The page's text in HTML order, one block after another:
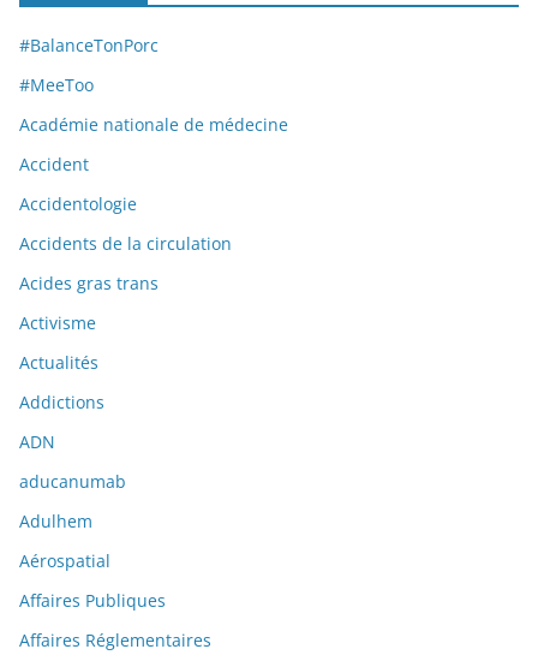
#BalanceTonPorc
#MeeToo
Académie nationale de médecine
Accident
Accidentologie
Accidents de la circulation
Acides gras trans
Activisme
Actualités
Addictions
ADN
aducanumab
Adulhem
Aérospatial
Affaires Publiques
Affaires Réglementaires